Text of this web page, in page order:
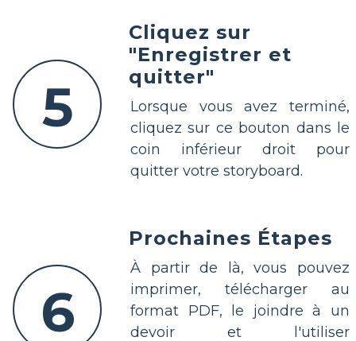
5
Cliquez sur
"Enregistrer et
quitter"
Lorsque vous avez terminé,
cliquez sur ce bouton dans le
coin inférieur droit pour
quitter votre storyboard.
6
Prochaines Étapes
À partir de là, vous pouvez
imprimer, télécharger au
format PDF, le joindre à un
devoir et l'utiliser